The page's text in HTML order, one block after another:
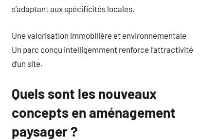
s’adaptant aux spécificités locales.
Une valorisation immobilière et environnementale
Un parc conçu intelligemment renforce l’attractivité
d’un site.
Quels sont les nouveaux
concepts en aménagement
paysager ?